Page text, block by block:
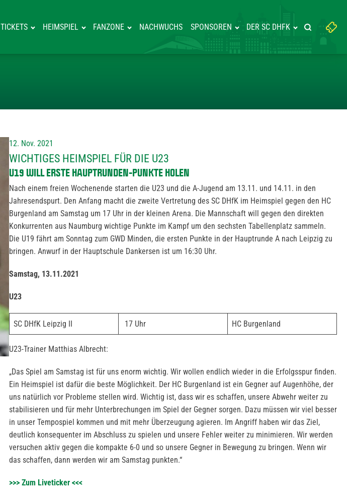
TICKETS HEIMSPIEL FANZONE NACHWUCHS SPONSOREN DER SC DHFK
Suchbegriff
eingeben:
Suche
12. Nov. 2021
WICHTIGES HEIMSPIEL FÜR DIE U23
U19 WILL ERSTE HAUPTRUNDEN-PUNKTE HOLEN
Nach einem freien Wochenende starten die U23 und die A-Jugend am 13.11. und 14.11. in den
Jahresendspurt. Den Anfang macht die zweite Vertretung des SC DHfK im Heimspiel gegen den HC
Burgenland am Samstag um 17 Uhr in der kleinen Arena. Die Mannschaft will gegen den direkten
Konkurrenten aus Naumburg wichtige Punkte im Kampf um den sechsten Tabellenplatz sammeln.
Die U19 fährt am Sonntag zum GWD Minden, die ersten Punkte in der Hauptrunde A nach Leipzig zu
bringen. Anwurf in der Hauptschule Dankersen ist um 16:30 Uhr.
Samstag, 13.11.2021
U23
SC DHfK Leipzig II 17 Uhr HC Burgenland
U23-Trainer Matthias Albrecht:
„Das Spiel am Samstag ist für uns enorm wichtig. Wir wollen endlich wieder in die Erfolgsspur finden.
Ein Heimspiel ist dafür die beste Möglichkeit. Der HC Burgenland ist ein Gegner auf Augenhöhe, der
uns natürlich vor Probleme stellen wird. Wichtig ist, dass wir es schaffen, unsere Abwehr weiter zu
stabilisieren und für mehr Unterbrechungen im Spiel der Gegner sorgen. Dazu müssen wir viel besser
in unser Tempospiel kommen und mit mehr Überzeugung agieren. Im Angriff haben wir das Ziel,
deutlich konsequenter im Abschluss zu spielen und unsere Fehler weiter zu minimieren. Wir werden
versuchen aktiv gegen die kompakte 6-0 und so unsere Gegner in Bewegung zu bringen. Wenn wir
das schaffen, dann werden wir am Samstag punkten.“
>>> Zum Liveticker <<<